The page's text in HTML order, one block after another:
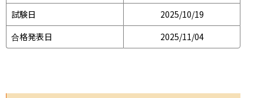
試験日
2025/10/19
合格発表日
2025/11/04